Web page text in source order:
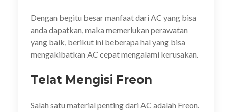
Dengan begitu besar manfaat dari AC yang bisa
anda dapatkan, maka memerlukan perawatan
yang baik, berikut ini beberapa hal yang bisa
mengakibatkan AC cepat mengalami kerusakan.
Telat Mengisi Freon
Salah satu material penting dari AC adalah Freon.